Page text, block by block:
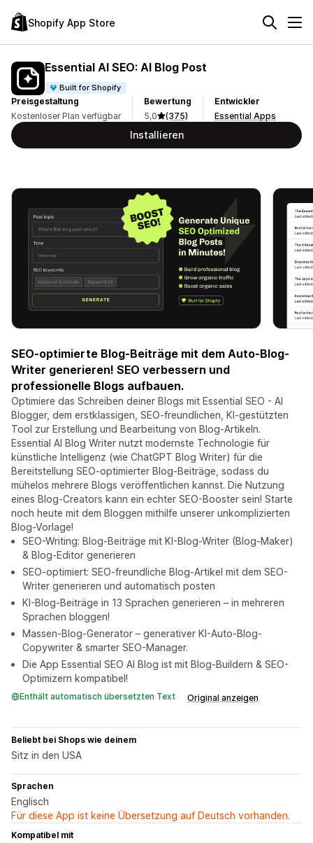
Shopify App Store
Essential AI SEO: AI Blog Post
Built for Shopify
Preisgestaltung
Kostenloser Plan verfügbar
Bewertung
5,0
(375)
Entwickler
Essential Apps
Installieren
SEO-optimierte Blog-Beiträge mit dem Auto-Blog-
Writer generieren! SEO verbessern und
professionelle Blogs aufbauen.
Optimiere das Schreiben deiner Blogs mit Essential SEO - AI
Blogger, dem erstklassigen, SEO-freundlichen, KI-gestützten
Tool zur Erstellung und Bearbeitung von Blog-Artikeln.
Essential AI Blog Writer nutzt modernste Technologie für
künstliche Intelligenz (wie ChatGPT Blog Writer) für die
Bereitstellung SEO-optimierter Blog-Beiträge, sodass du
mühelos mehrere Blogs veröffentlichen kannst. Die Nutzung
eines Blog-Creators kann ein echter SEO-Booster sein! Starte
noch heute mit dem Bloggen mithilfe unserer unkomplizierten
Blog-Vorlage!
SEO-Writing: Blog-Beiträge mit KI-Blog-Writer (Blog-Maker)
& Blog-Editor generieren
SEO-optimiert: SEO-freundliche Blog-Artikel mit dem SEO-
Writer generieren und automatisch posten
KI-Blog-Beiträge in 13 Sprachen generieren – in mehreren
Sprachen bloggen!
Massen-Blog-Generator – generativer KI-Auto-Blog-
Copywriter & smarter SEO-Manager.
Die App Essential SEO AI Blog ist mit Blog-Buildern & SEO-
Optimizern kompatibel!
Enthält automatisch übersetzten Text Original anzeigen
Beliebt bei Shops wie deinem
Sitz in den USA
Sprachen
Englisch
Für diese App ist keine Übersetzung auf Deutsch vorhanden.
Kompatibel mit